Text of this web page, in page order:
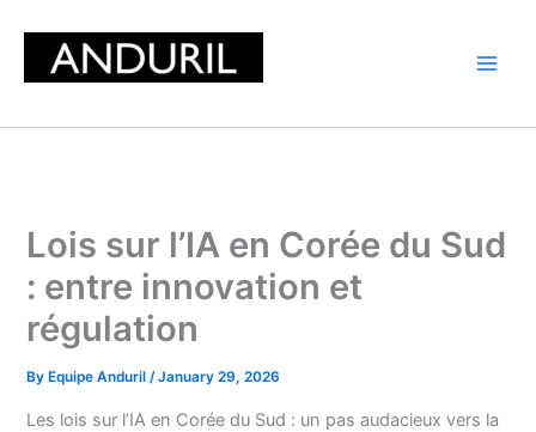
content
Lois sur l’IA en Corée du Sud
: entre innovation et
régulation
By Equipe Anduril/January 29, 2026
Les lois sur l’IA en Corée du Sud : un pas audacieux vers la